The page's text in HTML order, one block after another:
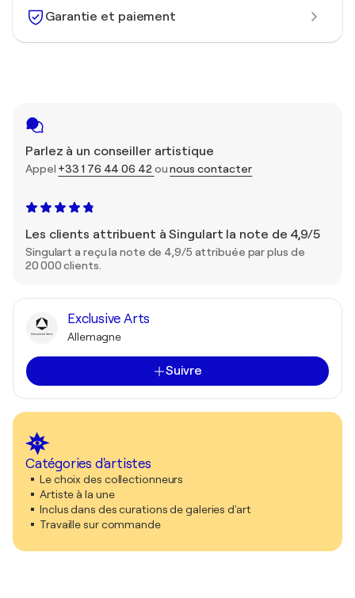
Garantie et paiement
Parlez à un conseiller artistique
Appel +33 1 76 44 06 42 ounous contacter
Les clients attribuent à Singulart la note de 4,9/5
Singulart a reçu la note de 4,9/5 attribuée par plus de
20 000 clients.
Exclusive Arts
Allemagne
Suivre
Catégories d'artistes
Le choix des collectionneurs
Artiste à la une
Inclus dans des curations de galeries d'art
Travaille sur commande